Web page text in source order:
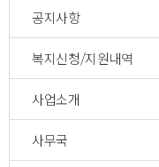
공지사항
복지신청/지원내역
사업소개
사무국